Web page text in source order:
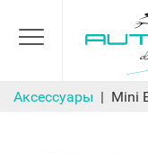
Аксессуары